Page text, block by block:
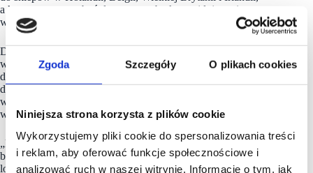
Zgoda Szczegóły O plikach cookies
Niniejsza strona korzysta z plików cookie
Wykorzystujemy pliki cookie do spersonalizowania treści
i reklam, aby oferować funkcje społecznościowe i
analizować ruch w naszej witrynie. Informacje o tym, jak
a kontenery mogą być dostarczane barką znajdującą się
w pobliżu.
Drugie nowoczesne centrum dystrybucyjne powstanie
w Almenara w południowej Hiszpanii i zastąpi obecne centrum
dystrybucyjne w pobliżu Walencji. Nowe centrum
dystrybucyjneJYSKbędzie bardzo podobne do tego
w Holandii i będzie obsługiwać ponad 150 sklepów
w Hiszpanii, Portugalii i Maroku.
„Dzięki naszym dwóm nowym centrom dystrybucyjnym
będziemy w stanie jeszcze bardziej wzmocnić naszą globalną
logistykę, dzięki czemu będziemy mogli nadal dostarczać